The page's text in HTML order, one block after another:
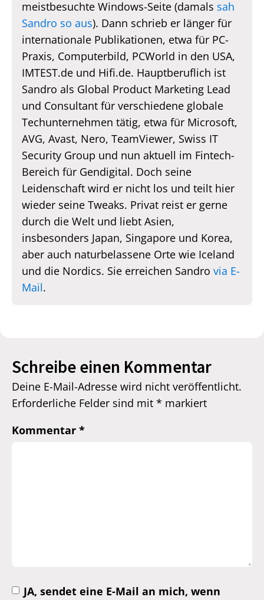
meistbesuchte Windows-Seite (damals sah
Sandro so aus). Dann schrieb er länger für
internationale Publikationen, etwa für PC-
Praxis, Computerbild, PCWorld in den USA,
IMTEST.de und Hifi.de. Hauptberuflich ist
Sandro als Global Product Marketing Lead
und Consultant für verschiedene globale
Techunternehmen tätig, etwa für Microsoft,
AVG, Avast, Nero, TeamViewer, Swiss IT
Security Group und nun aktuell im Fintech-
Bereich für Gendigital. Doch seine
Leidenschaft wird er nicht los und teilt hier
wieder seine Tweaks. Privat reist er gerne
durch die Welt und liebt Asien,
insbesonders Japan, Singapore und Korea,
aber auch naturbelassene Orte wie Iceland
und die Nordics. Sie erreichen Sandro via E-
Mail.
Schreibe einen Kommentar
Deine E-Mail-Adresse wird nicht veröffentlicht.
Erforderliche Felder sind mit * markiert
Kommentar *
JA, sendet eine E-Mail an mich, wenn